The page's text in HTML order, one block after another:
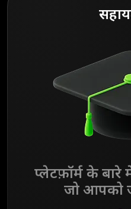
प्लेटफ़ॉर्म के
जो आपको